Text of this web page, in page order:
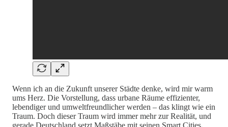
Wenn ich an die Zukunft unserer Städte denke, wird mir warm
ums Herz. Die Vorstellung, dass urbane Räume effizienter,
lebendiger und umweltfreundlicher werden – das klingt wie ein
Traum. Doch dieser Traum wird immer mehr zur Realität, und
gerade Deutschland setzt Maßstäbe mit seinen Smart Cities.